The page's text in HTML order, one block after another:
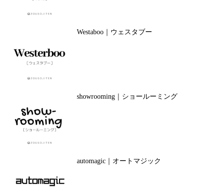
Westaboo｜ウェスタブー
showrooming｜ショールーミング
automagic｜オートマジック